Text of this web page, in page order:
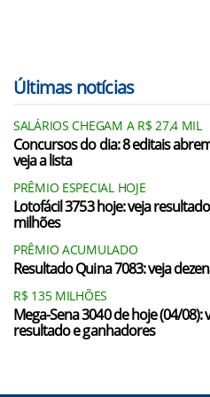
Últimas notícias
SALÁRIOS CHEGAM A R$ 27,4 MIL
Concursos do dia: 8 editais
veja a lista
PRÊMIO ESPECIAL HOJE
Lotofácil 3753 hoje: veja
milhões
PRÊMIO ACUMULADO
Resultado Quina 7083: veja
R$ 135 MILHÕES
Mega-Sena 3040 de hoje (04/
resultado e ganhadores